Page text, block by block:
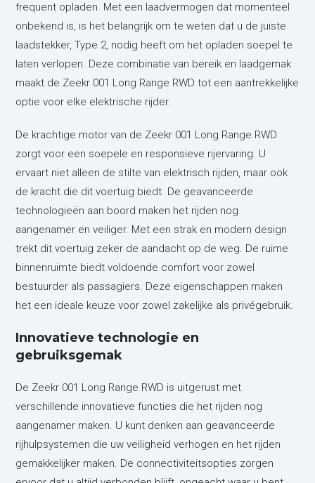
frequent opladen. Met een laadvermogen dat momenteel
onbekend is, is het belangrijk om te weten dat u de juiste
laadstekker, Type 2, nodig heeft om het opladen soepel te
laten verlopen. Deze combinatie van bereik en laadgemak
maakt de Zeekr 001 Long Range RWD tot een aantrekkelijke
optie voor elke elektrische rijder.
De krachtige motor van de Zeekr 001 Long Range RWD
zorgt voor een soepele en responsieve rijervaring. U
ervaart niet alleen de stilte van elektrisch rijden, maar ook
de kracht die dit voertuig biedt. De geavanceerde
technologieën aan boord maken het rijden nog
aangenamer en veiliger. Met een strak en modern design
trekt dit voertuig zeker de aandacht op de weg. De ruime
binnenruimte biedt voldoende comfort voor zowel
bestuurder als passagiers. Deze eigenschappen maken
het een ideale keuze voor zowel zakelijke als privégebruik.
Innovatieve technologie en
gebruiksgemak
De Zeekr 001 Long Range RWD is uitgerust met
verschillende innovatieve functies die het rijden nog
aangenamer maken. U kunt denken aan geavanceerde
rijhulpsystemen die uw veiligheid verhogen en het rijden
gemakkelijker maken. De connectiviteitsopties zorgen